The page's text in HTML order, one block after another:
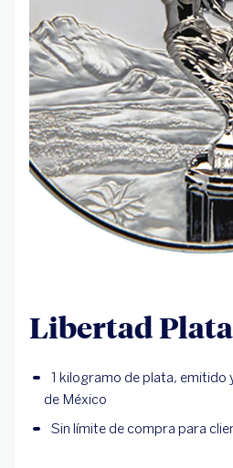
Libertad
1 kilogramo de plata,
de México
Sin límite de compra para